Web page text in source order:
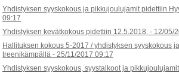
Yhdistyksen syyskokous ja pikkujoulujamit pidettiin
09:17
Yhdistyksen kevätkokous pidettiin 12.5.2018. - 12/05/
Hallituksen kokous 5-2017 / yhdistyksen syyskokous
treenikämpällä - 25/11/2017 09:17
Yhdistyksen syyskokous, syystalkoot ja